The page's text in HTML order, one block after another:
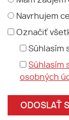
Navrhujem
Označiť
Súhlasím
Súhlasím
osobných